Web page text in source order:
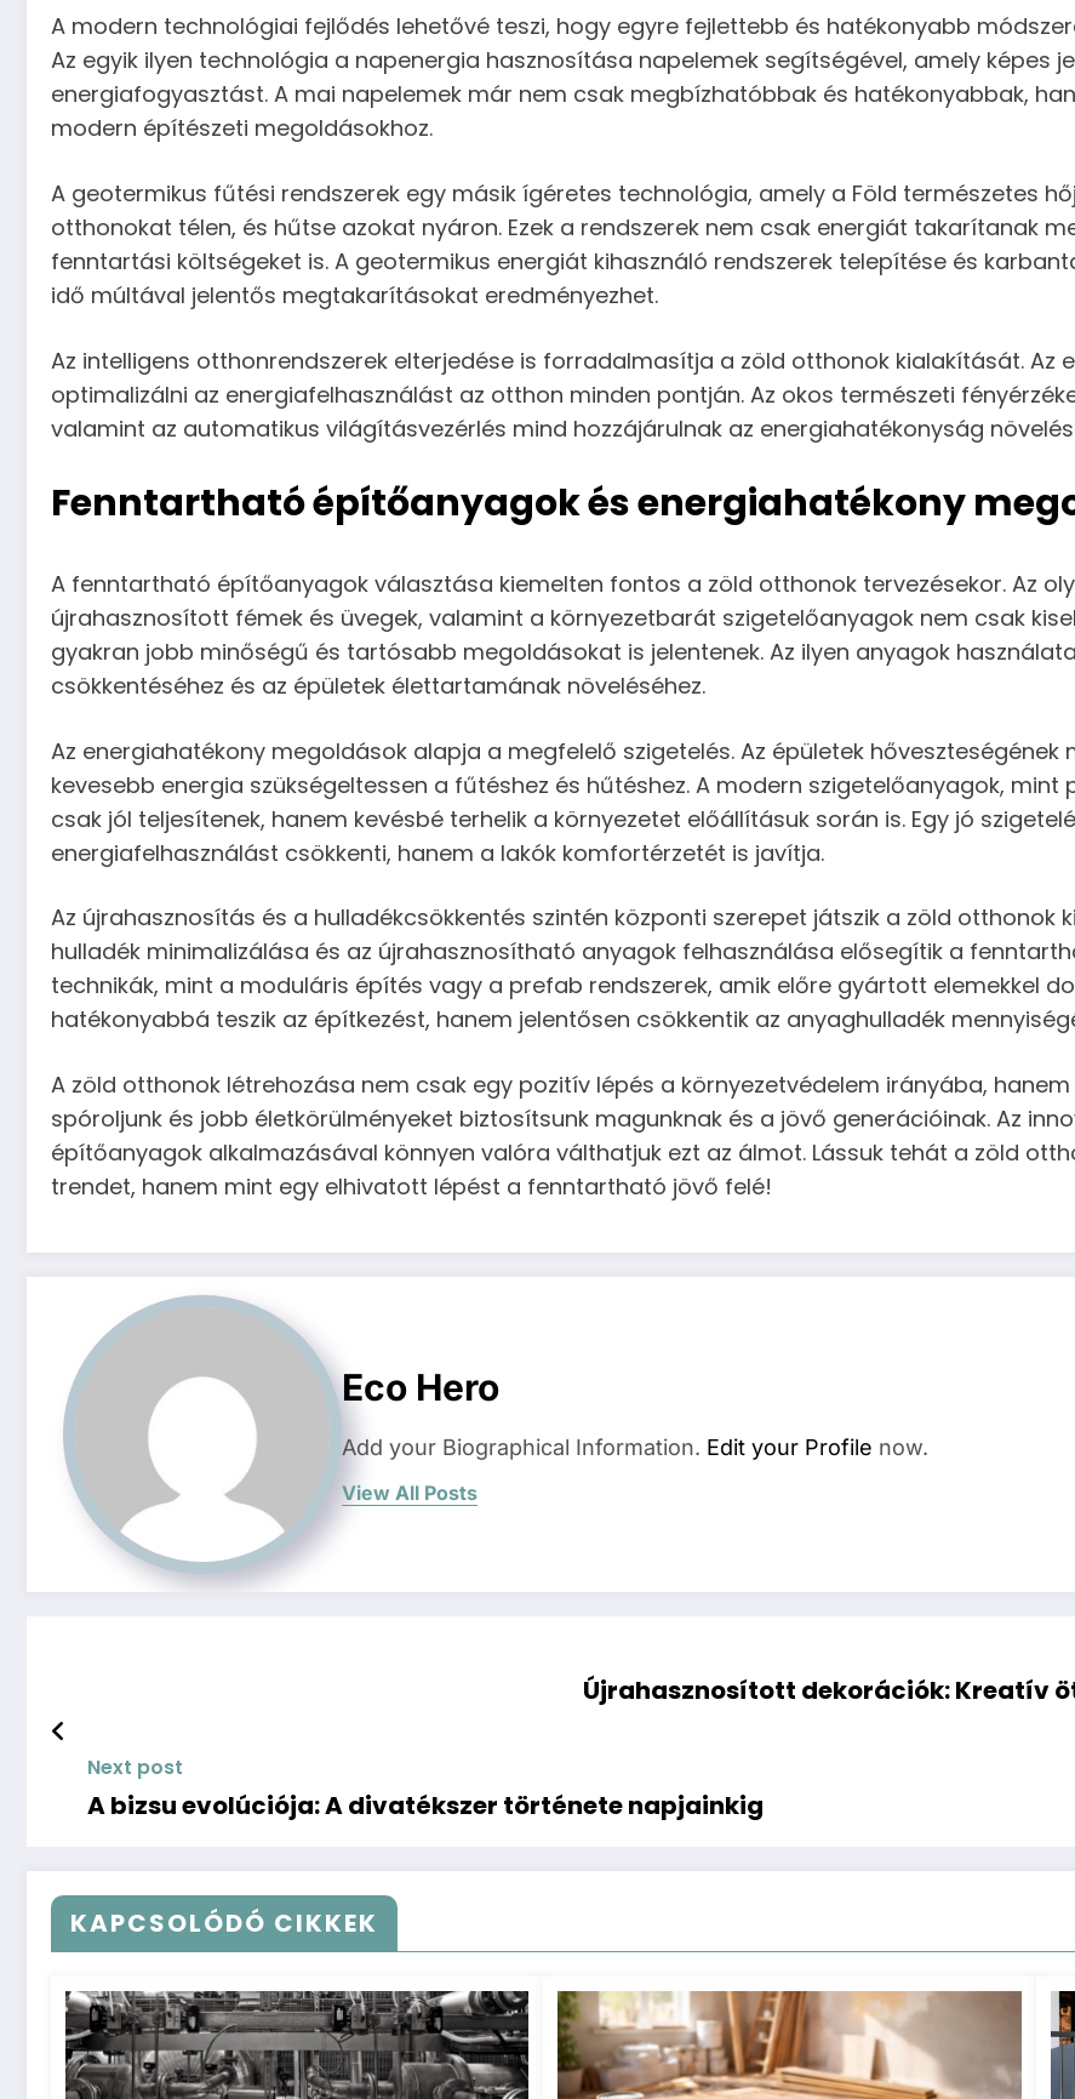
A modern technológiai fejlődés lehetővé teszi, hogy egyre fejlettebb és hatékonyabb
Az egyik ilyen technológia a napenergia hasznosítása napelemek segítségével, amely képes
energiafogyasztást. A mai napelemek már nem csak megbízhatóbbak és hatékonyabbak,
modern építészeti megoldásokhoz.
A geotermikus fűtési rendszerek egy másik ígéretes technológia, amely a Föld természetes
otthonokat télen, és hűtse azokat nyáron. Ezek a rendszerek nem csak energiát takarítanak
fenntartási költségeket is. A geotermikus energiát kihasználó rendszerek telepítése és
idő múltával jelentős megtakarításokat eredményezhet.
Az intelligens otthonrendszerek elterjedése is forradalmasítja a zöld otthonok kialakítását. Az
optimalizálni az energiafelhasználást az otthon minden pontján. Az okos természeti
valamint az automatikus világításvezérlés mind hozzájárulnak az energiahatékonyság
Fenntartható építőanyagok és energiahatékony
A fenntartható építőanyagok választása kiemelten fontos a zöld otthonok tervezésekor. Az
újrahasznosított fémek és üvegek, valamint a környezetbarát szigetelőanyagok nem csak
gyakran jobb minőségű és tartósabb megoldásokat is jelentenek. Az ilyen anyagok
csökkentéséhez és az épületek élettartamának növeléséhez.
Az energiahatékony megoldások alapja a megfelelő szigetelés. Az épületek
kevesebb energia szükségeltessen a fűtéshez és hűtéshez. A modern szigetelőanyagok,
csak jól teljesítenek, hanem kevésbé terhelik a környezetet előállításuk során is. Egy jó
energiafelhasználást csökkenti, hanem a lakók komfortérzetét is javítja.
Az újrahasznosítás és a hulladékcsökkentés szintén központi szerepet játszik a zöld otthonok
hulladék minimalizálása és az újrahasznosítható anyagok felhasználása elősegítik a
technikák, mint a moduláris építés vagy a prefab rendszerek, amik előre gyártott elemekkel
hatékonyabbá teszik az építkezést, hanem jelentősen csökkentik az anyaghulladék
A zöld otthonok létrehozása nem csak egy pozitív lépés a környezetvédelem irányába,
spóroljunk és jobb életkörülményeket biztosítsunk magunknak és a jövő generációinak. Az
építőanyagok alkalmazásával könnyen valóra válthatjuk ezt az álmot. Lássuk tehát a zöld
trendet, hanem mint egy elhivatott lépést a fenntartható jövő felé!
Eco Hero
Add your Biographical Information. Edit your Profile now.
View All Posts
Újrahasznosított dekorációk: Kreatív
Next post
A bizsu evolúciója: A divatékszer története napjainkig
KAPCSOLÓDÓ CIKKEK